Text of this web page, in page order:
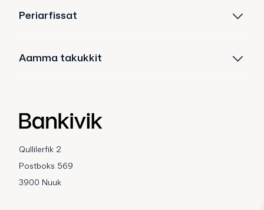
Periarfissat
Aamma takukkit
Qullilerfik 2
Postboks 569
3900 Nuuk